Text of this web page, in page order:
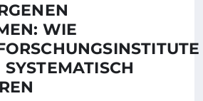
WIE